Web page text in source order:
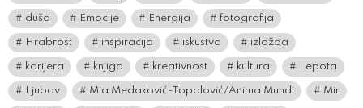
duša Emocije Energija fotografija
Hrabrost inspiracija iskustvo izložba
karijera knjiga kreativnost kultura Lepota
Ljubav Mia Medaković-Topalović/Anima Mundi Mir